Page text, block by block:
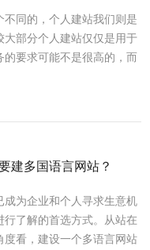
同的，个人建站我们则是
大部分个人建站仅仅是用于
的要求可能不是很高的，而
建多国语言网站？
为企业和个人寻求生意机
了解的首选方式。从站在
看，建设一个多语言网站